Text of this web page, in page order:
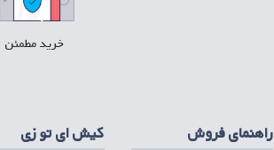
خرید مطمئن
راهنمای فروش کیش ای تو زی